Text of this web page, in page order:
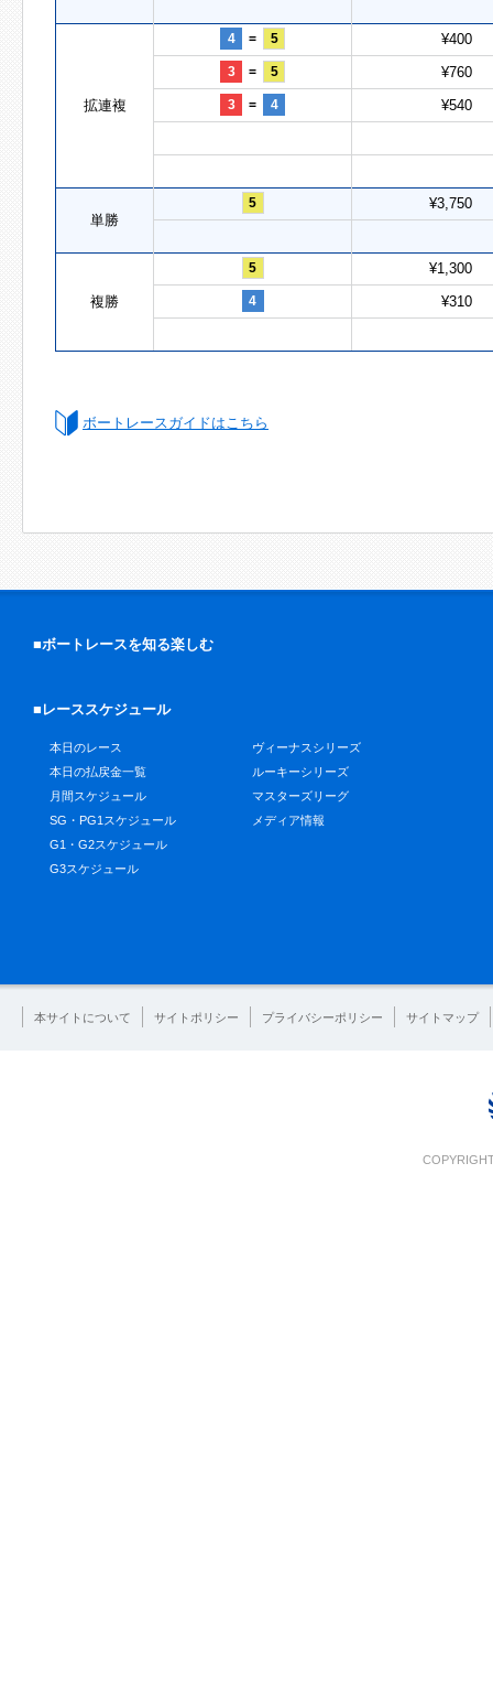
拡連複
4 = 5 ¥400
3 = 5 ¥760
3 = 4 ¥540
単勝
5 ¥3,750
複勝
5 ¥1,300
4 ¥310
ボートレースガイドはこちら
■ボートレースを知る楽しむ
■レーススケジュール
本日のレース
本日の払戻金一覧
月間スケジュール
SG・PG1スケジュール
G1・G2スケジュール
G3スケジュール
ヴィーナスシリーズ
ルーキーシリーズ
マスターズリーグ
メディア情報
本サイトについて サイトポリシー プライバシーポリシー サイトマップ